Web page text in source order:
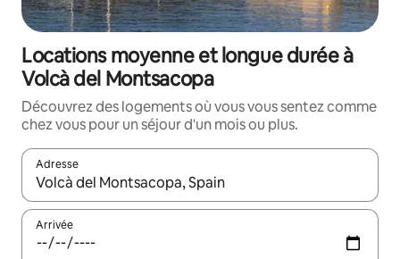
Locations moyenne et longue durée à
Volcà del Montsacopa
Découvrez des logements où vous vous sentez comme
chez vous pour un séjour d'un mois ou plus.
Adresse
Lorsque les résultats s'affichent, utilisez les flèches vers le
Arrivée